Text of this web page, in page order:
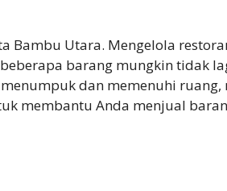
Bambu Utara. Mengelola
barang mungkin tidak
dan memenuhi ruang,
membantu Anda menjual